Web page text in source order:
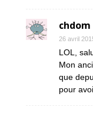
chdom
26 avril
LOL,
Mon
que
pour